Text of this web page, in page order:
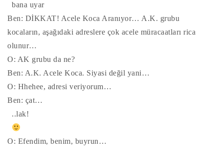
bana uyar
Ben: DİKKAT! Acele Koca Aranıyor… A.K. grubu
kocaların, aşağıdaki adreslere çok acele müracaatları rica
olunur…
O: AK grubu da ne?
Ben: A.K. Acele Koca. Siyasi değil yani…
O: Hhehee, adresi veriyorum…
Ben: çat…
..lak!
O: Efendim, benim, buyrun…